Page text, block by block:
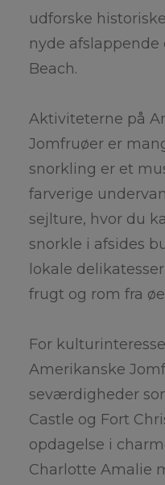
udforske
nyde afslappende
Beach.
Aktiviteterne på
Jomfruøer er
snorkling er et
farverige
sejlture, hvor du
snorkle i afsides
lokale
frugt og rom fra
For
Amerikanske
seværdigheder
Castle og Fort
opdagelse i
Charlotte Amalie